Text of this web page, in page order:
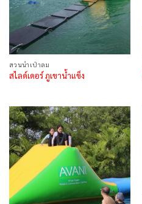
สวนน้ำเป่าลม
สไลด์เดอร์ ภูเขาน้ำแข็ง